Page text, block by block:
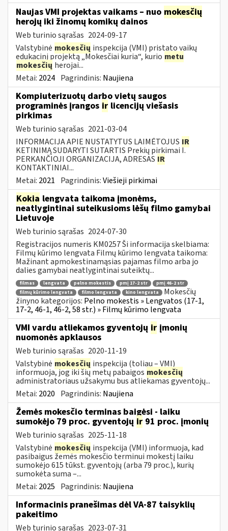
Naujas VMI projektas vaikams – nuo mokesčių
herojų iki žinomų komikų dainos
Web turinio sąrašas 2024-09-17
Valstybinė mokesčių inspekcija (VMI) pristato vaikų
edukacinį projektą „Mokesčiai kuria“, kurio metu
mokesčių herojai...
Metai: 2024 Pagrindinis: Naujiena
Kompiuterizuotų darbo vietų saugos
programinės įrangos ir licencijų viešasis
pirkimas
Web turinio sąrašas 2021-03-04
INFORMACIJA APIE NUSTATYTUS LAIMĖTOJUS IR
KETINIMĄ SUDARYTI SUTARTIS Prekių pirkimai I.
PERKANČIOJI ORGANIZACIJA, ADRESAS IR
KONTAKTINIAI...
Metai: 2021 Pagrindinis:Viešieji pirkimai
Kokia lengvata taikoma įmonėms,
neatlygintinai suteikusioms lėšų filmo gamybai
Lietuvoje
Web turinio sąrašas 2024-07-30
Registracijos numeris KM0257 Ši informacija skelbiama:
Filmų kūrimo lengvata Filmų kūrimo lengvata taikoma:
Mažinant apmokestinamąsias pajamas filmo arba jo
dalies gamybai neatlygintinai suteiktų...
filmas lengvata pelno mokestis pmį 17-2 str
pmį 46-2 str
filmų kūrimo lengvata
filmo lengvata kino lengvata
Mokesčių
žinyno kategorijos: Pelno mokestis » Lengvatos (17-1,
17-2, 46-1, 46-2, 58 str.) » Filmų kūrimo lengvata
VMI vardu atliekamos gyventojų ir įmonių
nuomonės apklausos
Web turinio sąrašas 2020-11-19
Valstybinė mokesčių inspekcija (toliau – VMI)
informuoja, jog iki šių metų pabaigos mokesčių
administratoriaus užsakymu bus atliekamas gyventojų...
Metai: 2020 Pagrindinis: Naujiena
Žemės mokesčio terminas baigėsi - laiku
sumokėjo 79 proc. gyventojų ir 91 proc. įmonių
Web turinio sąrašas 2025-11-18
Valstybinė mokesčių inspekcija (VMI) informuoja, kad
pasibaigus žemės mokesčio terminui mokestį laiku
sumokėjo 615 tūkst. gyventojų (arba 79 proc.), kurių
sumokėta suma –...
Metai: 2025 Pagrindinis: Naujiena
Informacinis pranešimas dėl VA-87 taisyklių
pakeitimo
Web turinio sąrašas 2023-07-31